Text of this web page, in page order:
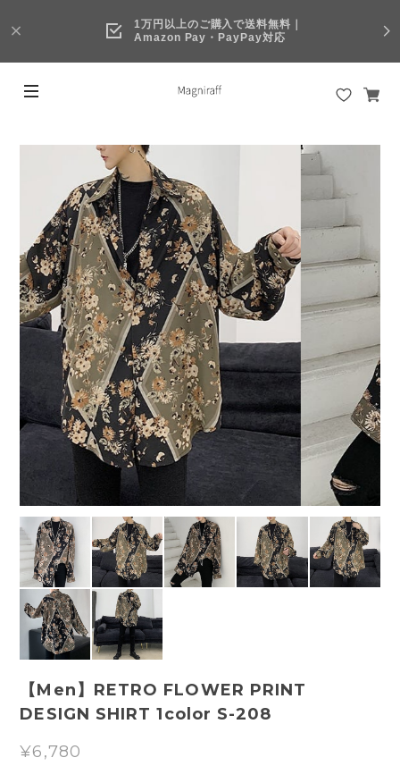
1万円以上のご購入で送料無料｜
Amazon Pay・PayPay対応
【Men】RETRO FLOWER PRINT
DESIGN SHIRT 1color S-208
¥6,780